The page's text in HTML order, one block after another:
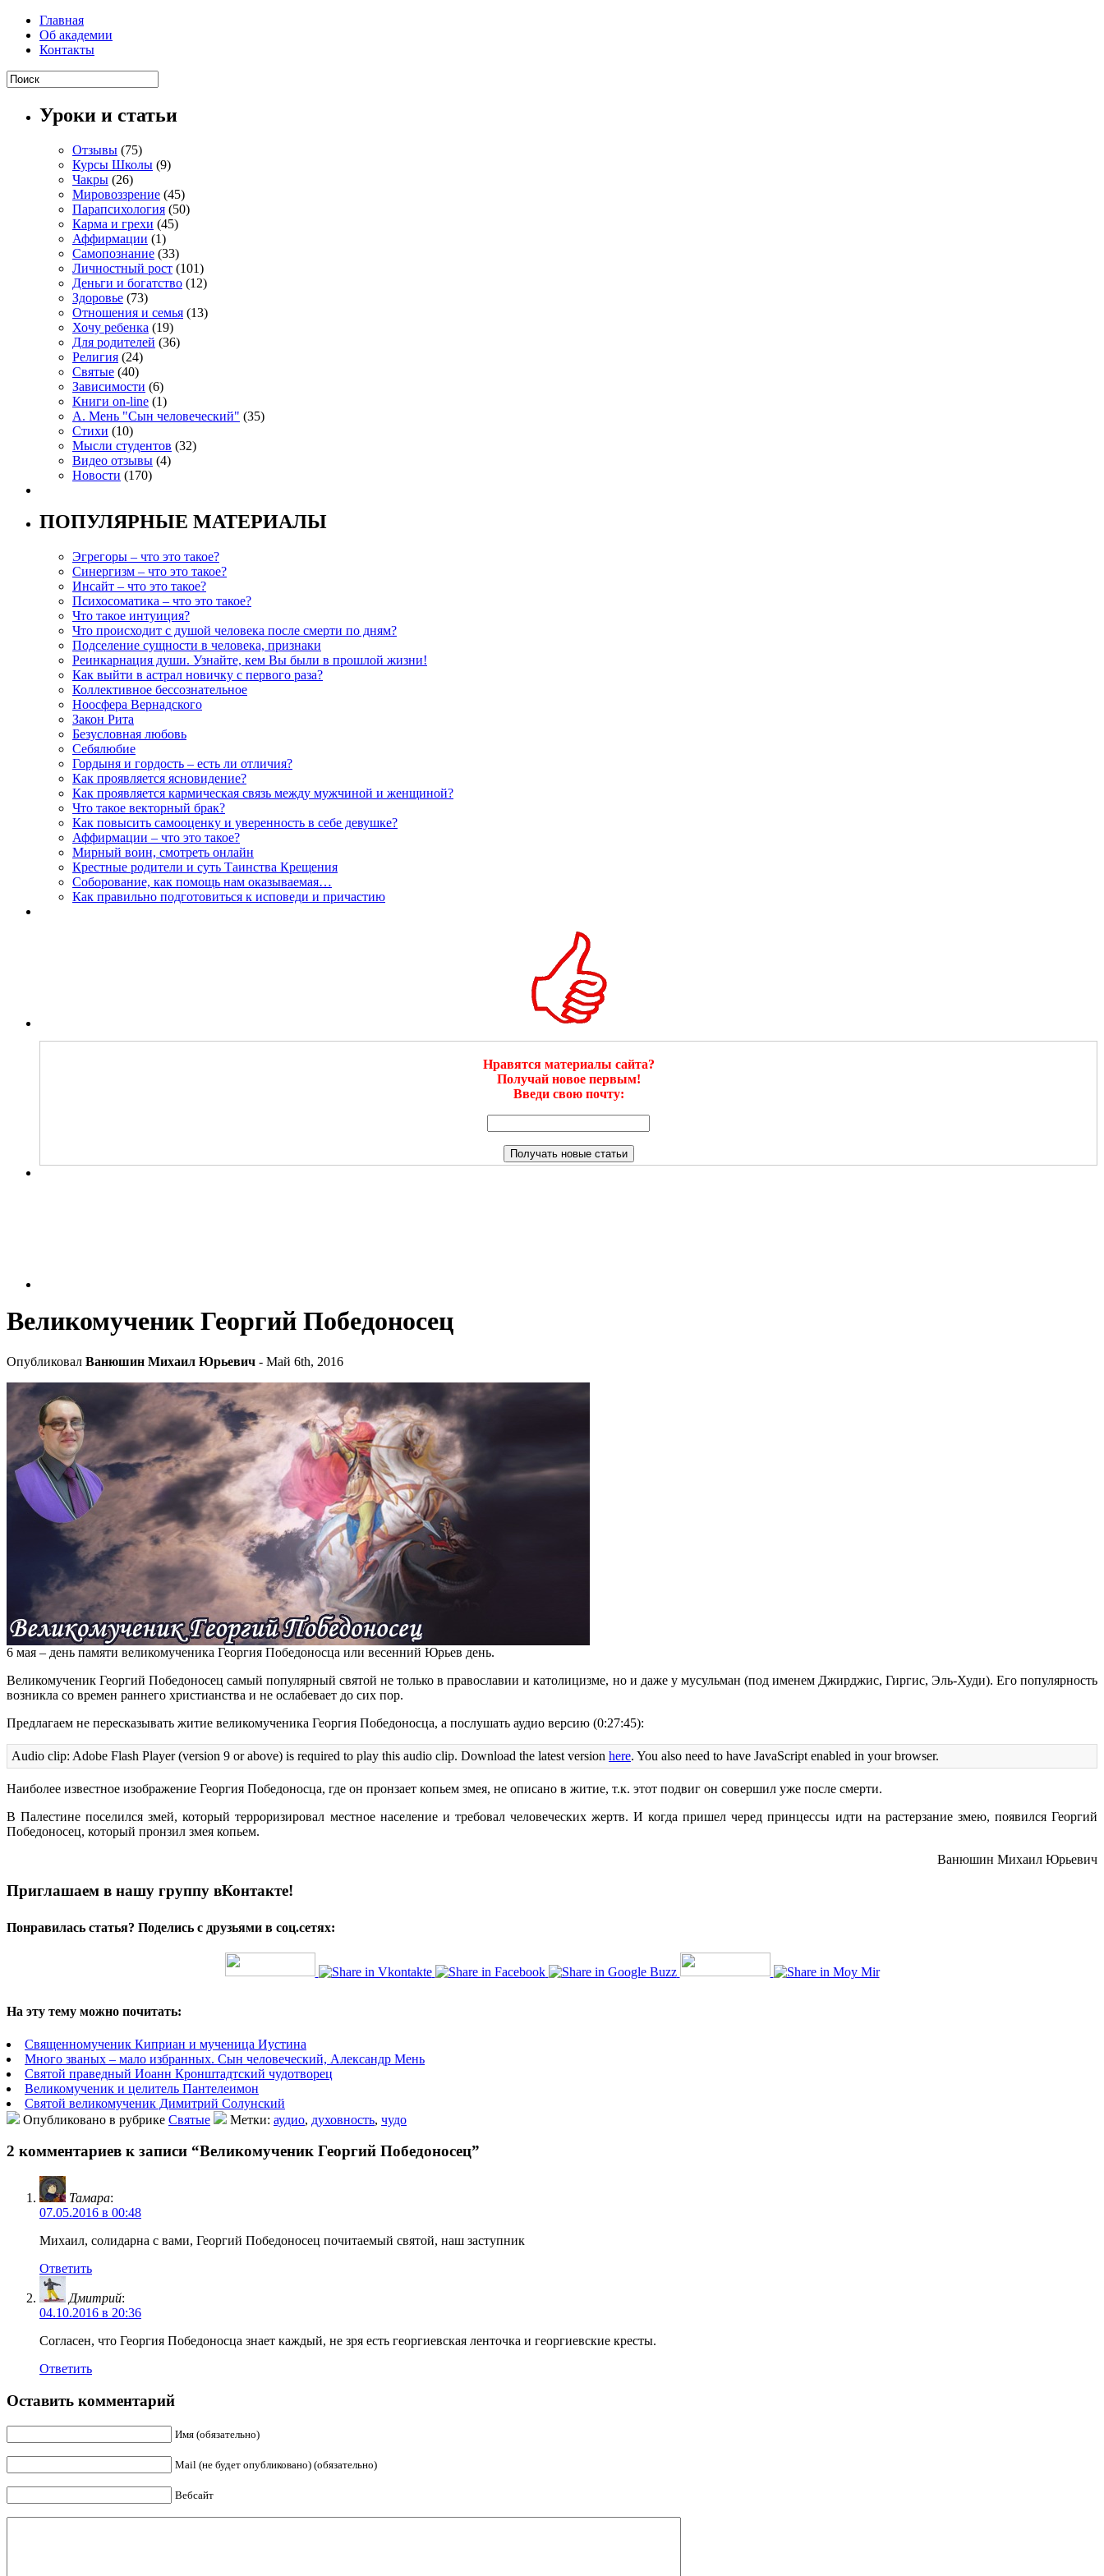
Главная
Об академии
Контакты
Уроки и статьи
Отзывы (75)
Курсы Школы (9)
Чакры (26)
Мировоззрение (45)
Парапсихология (50)
Карма и грехи (45)
Аффирмации (1)
Самопознание (33)
Личностный рост (101)
Деньги и богатство (12)
Здоровье (73)
Отношения и семья (13)
Хочу ребенка (19)
Для родителей (36)
Религия (24)
Святые (40)
Зависимости (6)
Книги on-line (1)
А. Мень "Сын человеческий" (35)
Стихи (10)
Мысли студентов (32)
Видео отзывы (4)
Новости (170)
ПОПУЛЯРНЫЕ МАТЕРИАЛЫ
Эгрегоры – что это такое?
Синергизм – что это такое?
Инсайт – что это такое?
Психосоматика – что это такое?
Что такое интуиция?
Что происходит с душой человека после смерти по дням?
Подселение сущности в человека, признаки
Реинкарнация души. Узнайте, кем Вы были в прошлой жизни!
Как выйти в астрал новичку с первого раза?
Коллективное бессознательное
Ноосфера Вернадского
Закон Рита
Безусловная любовь
Себялюбие
Гордыня и гордость – есть ли отличия?
Как проявляется ясновидение?
Как проявляется кармическая связь между мужчиной и женщиной?
Что такое векторный брак?
Как повысить самооценку и уверенность в себе девушке?
Аффирмации – что это такое?
Мирный воин, смотреть онлайн
Крестные родители и суть Таинства Крещения
Соборование, как помощь нам оказываемая…
Как правильно подготовиться к исповеди и причастию
Нравятся материалы сайта?
Получай новое первым!
Введи свою почту:
Великомученик Георгий Победоносец
Опубликовал Ванюшин Михаил Юрьевич - Май 6th, 2016
6 мая – день памяти великомученика Георгия Победоносца или весенний Юрьев день.
Великомученик Георгий Победоносец самый популярный святой не только в православии и католицизме, но и даже у мусульман (под именем Джирджис, Гиргис, Эль-Худи). Его популярность
возникла со времен раннего христианства и не ослабевает до сих пор.
Предлагаем не пересказывать житие великомученика Георгия Победоносца, а послушать аудио версию (0:27:45):
Audio clip: Adobe Flash Player (version 9 or above) is required to play this audio clip. Download the latest version here. You also need to have JavaScript enabled in your browser.
Наиболее известное изображение Георгия Победоносца, где он пронзает копьем змея, не описано в житие, т.к. этот подвиг он совершил уже после смерти.
В Палестине поселился змей, который терроризировал местное население и требовал человеческих жертв. И когда пришел черед принцессы идти на растерзание змею, появился Георгий
Победоносец, который пронзил змея копьем.
Ванюшин Михаил Юрьевич
Приглашаем в нашу группу вКонтакте!
Понравилась статья? Поделись с друзьями в соц.сетях:
На эту тему можно почитать:
Священномученик Киприан и мученица Иустина
Много званых – мало избранных. Сын человеческий, Александр Мень
Святой праведный Иоанн Кронштадтский чудотворец
Великомученик и целитель Пантелеимон
Святой великомученик Димитрий Солунский
Опубликовано в рубрике Святые Метки: аудио, духовность, чудо
2 комментариев к записи “Великомученик Георгий Победоносец”
Тамара:
07.05.2016 в 00:48
Михаил, солидарна с вами, Георгий Победоносец почитаемый святой, наш заступник
Ответить
Дмитрий:
04.10.2016 в 20:36
Согласен, что Георгия Победоносца знает каждый, не зря есть георгиевская ленточка и георгиевские кресты.
Ответить
Оставить комментарий
Имя (обязательно)
Mail (не будет опубликовано) (обязательно)
Вебсайт